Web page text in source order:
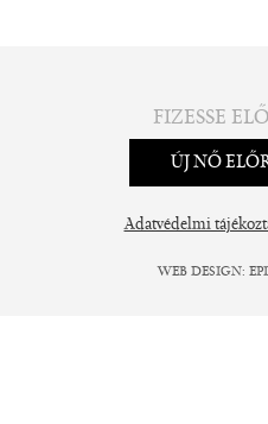
FIZESSE
ÚJ NŐ
Adatvédelmi
WEB DESIGN: